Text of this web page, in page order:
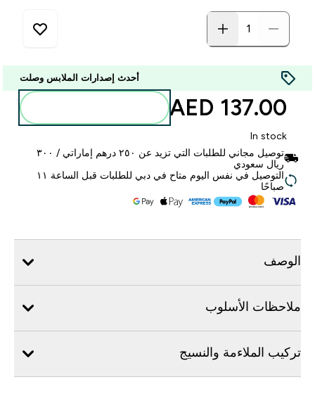
أحدث إصدارات الملابس وصلت
137.00 AED‎
In stock
توصيل مجاني للطلبات التي تزيد عن ٢٥٠ درهم إماراتي / ٣٠٠
ريال سعودي
التوصيل في نفس اليوم متاح في دبي للطلبات قبل الساعة ١١
صباحًا
الوصف
ملاحظات الأسلوب
تركيب الملاءمة والنسيج